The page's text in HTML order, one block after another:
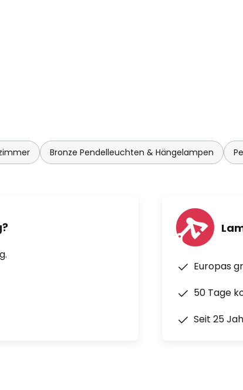
Bronze Pendelleuchten & Hängelampen
Europas
50 Tage
Seit 25